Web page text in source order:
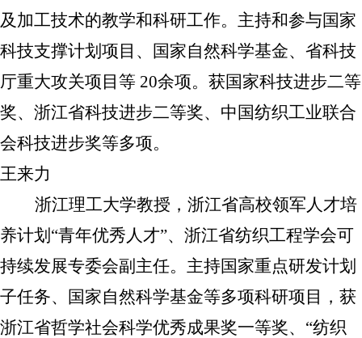
及加工技术的教学和科研工作。主持和参与国家
科技支撑计划项目、国家自然科学基金、省科技
厅重大攻关项目等 20余项。获国家科技进步二等
奖、浙江省科技进步二等奖、中国纺织工业联合
会科技进步奖等多项。
王来力
浙江理工大学教授，浙江省高校领军人才培
养计划“青年优秀人才”、浙江省纺织工程学会可
持续发展专委会副主任。主持国家重点研发计划
子任务、国家自然科学基金等多项科研项目，获
浙江省哲学社会科学优秀成果奖一等奖、“纺织